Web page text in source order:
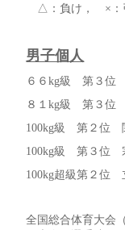
△：負け， ×：
男子個人
６６kg級 第３位
８１kg級 第３位
100kg級 第２位
100kg級 第３位
100kg超級第２位
全国総合体育大会